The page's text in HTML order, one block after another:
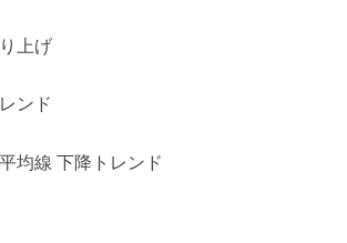
上げ
ンド
均線 下降トレンド